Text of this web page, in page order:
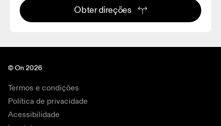
Obter direções
© On 2026
Termos e condições
Política de privacidade
Acessibilidade